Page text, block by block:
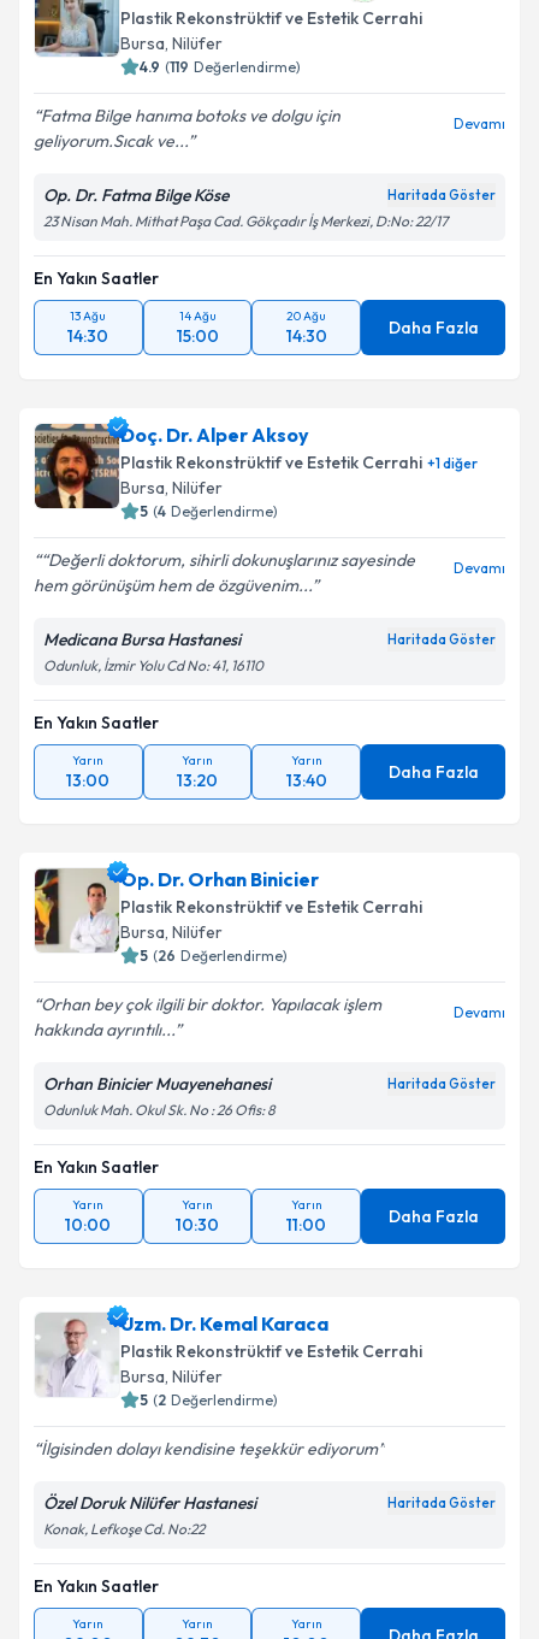
Plastik Rekonstrüktif ve Estetik Cerrahi
Bursa, Nilüfer
4.9 (119 Değerlendirme)
Fatma Bilge hanıma botoks ve dolgu için
geliyorum.Sıcak ve...
Devamı
Op. Dr. Fatma Bilge Köse Haritada Göster
23 Nisan Mah. Mithat Paşa Cad. Gökçadır İş Merkezi, D:No: 22/17
En Yakın Saatler
13 Ağu
14:30
14 Ağu
15:00
20 Ağu
14:30 Daha Fazla
Doç. Dr. Alper Aksoy
Plastik Rekonstrüktif ve Estetik Cerrahi +1diğer
Bursa, Nilüfer
5 (4 Değerlendirme)
“Değerli doktorum, sihirli dokunuşlarınız sayesinde
hem görünüşüm hem de özgüvenim...
Devamı
Medicana Bursa Hastanesi Haritada Göster
Odunluk, İzmir Yolu Cd No: 41, 16110
En Yakın Saatler
Yarın
13:00
Yarın
13:20
Yarın
13:40 Daha Fazla
Op. Dr. Orhan Binicier
Plastik Rekonstrüktif ve Estetik Cerrahi
Bursa, Nilüfer
5 (26 Değerlendirme)
Orhan bey çok ilgili bir doktor. Yapılacak işlem
hakkında ayrıntılı...
Devamı
Orhan Binicier Muayenehanesi Haritada Göster
Odunluk Mah. Okul Sk. No : 26 Ofis: 8
En Yakın Saatler
Yarın
10:00
Yarın
10:30
Yarın
11:00 Daha Fazla
Uzm. Dr. Kemal Karaca
Plastik Rekonstrüktif ve Estetik Cerrahi
Bursa, Nilüfer
5 (2 Değerlendirme)
İlgisinden dolayı kendisine teşekkür ediyorum
Özel Doruk Nilüfer Hastanesi Haritada Göster
Konak, Lefkoşe Cd. No:22
En Yakın Saatler
Yarın Yarın Yarın